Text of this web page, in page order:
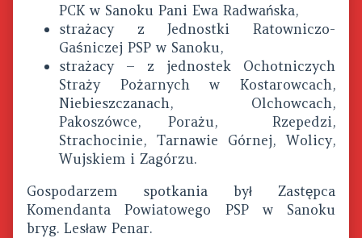
PCK w Sanoku Pani Ewa Radwańska,
strażacy z Jednostki Ratowniczo-
Gaśniczej PSP w Sanoku,
strażacy – z jednostek Ochotniczych
Straży Pożarnych w Kostarowcach,
Niebieszczanach, Olchowcach,
Pakoszówce, Porażu, Rzepedzi,
Strachocinie, Tarnawie Górnej, Wolicy,
Wujskiem i Zagórzu.
Gospodarzem spotkania był Zastępca
Komendanta Powiatowego PSP w Sanoku
bryg. Lesław Penar.